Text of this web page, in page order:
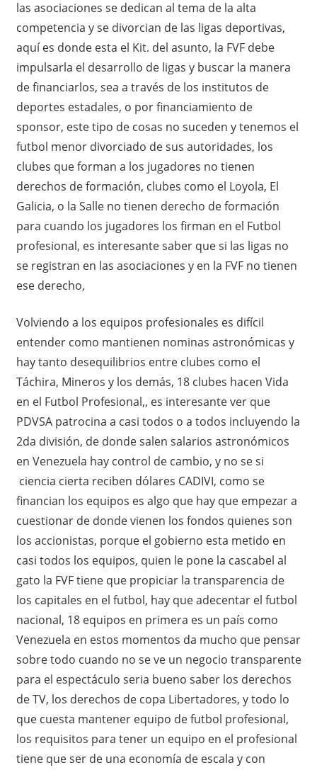
las asociaciones se dedican al tema de la alta
competencia y se divorcian de las ligas deportivas,
aquí es donde esta el Kit. del asunto, la FVF debe
impulsarla el desarrollo de ligas y buscar la manera
de financiarlos, sea a través de los institutos de
deportes estadales, o por financiamiento de
sponsor, este tipo de cosas no suceden y tenemos el
futbol menor divorciado de sus autoridades, los
clubes que forman a los jugadores no tienen
derechos de formación, clubes como el Loyola, El
Galicia, o la Salle no tienen derecho de formación
para cuando los jugadores los firman en el Futbol
profesional, es interesante saber que si las ligas no
se registran en las asociaciones y en la FVF no tienen
ese derecho,
Volviendo a los equipos profesionales es difícil
entender como mantienen nominas astronómicas y
hay tanto desequilibrios entre clubes como el
Táchira, Mineros y los demás, 18 clubes hacen Vida
en el Futbol Profesional,, es interesante ver que
PDVSA patrocina a casi todos o a todos incluyendo la
2da división, de donde salen salarios astronómicos
en Venezuela hay control de cambio, y no se si
ciencia cierta reciben dólares CADIVI, como se
financian los equipos es algo que hay que empezar a
cuestionar de donde vienen los fondos quienes son
los accionistas, porque el gobierno esta metido en
casi todos los equipos, quien le pone la cascabel al
gato la FVF tiene que propiciar la transparencia de
los capitales en el futbol, hay que adecentar el futbol
nacional, 18 equipos en primera es un país como
Venezuela en estos momentos da mucho que pensar
sobre todo cuando no se ve un negocio transparente
para el espectáculo seria bueno saber los derechos
de TV, los derechos de copa Libertadores, y todo lo
que cuesta mantener equipo de futbol profesional,
los requisitos para tener un equipo en el profesional
tiene que ser de una economía de escala y con